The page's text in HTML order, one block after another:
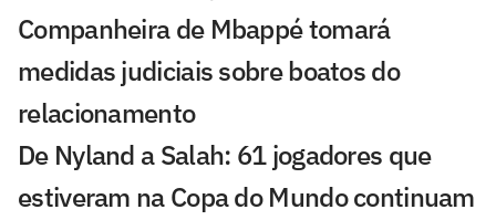
Companheira de Mbappé tomará
medidas judiciais sobre boatos do
relacionamento
De Nyland a Salah: 61 jogadores que
estiveram na Copa do Mundo continuam